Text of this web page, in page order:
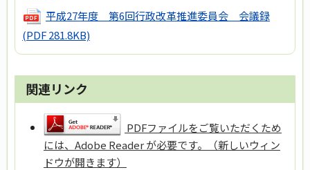
平成27年度 第6回行政改革推進委員会 会議録
(PDF 281.8KB)
関連リンク
PDFファイルをご覧いただくため
には、Adobe Reader が必要です。（新しいウィン
ドウが開きます）